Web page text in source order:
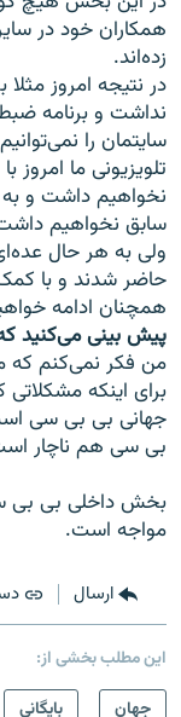
همکاران خود در
زده‌اند.
در نتيجه امروز
نداشت و برنامه
سايتمان را
تلويزيونی ما امروز
سابق نخواهيم
ولی به هر حال
حاضر شدند و با کمک
همچنان ادامه
پيش بينی می‌کنيد
من فکر نمی‌کنم که
برای اينکه
جهانی بی بی سی
بی سی هم ناچار
مواجه است.
ارسال
این مطلب بخشی از:
جهان
بایگانی